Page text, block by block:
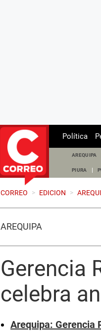
Política
AREQUIPA
PIURA
CORREO > EDICION >
AREQUIPA
Gerencia
celebra
Arequipa: Gerencia